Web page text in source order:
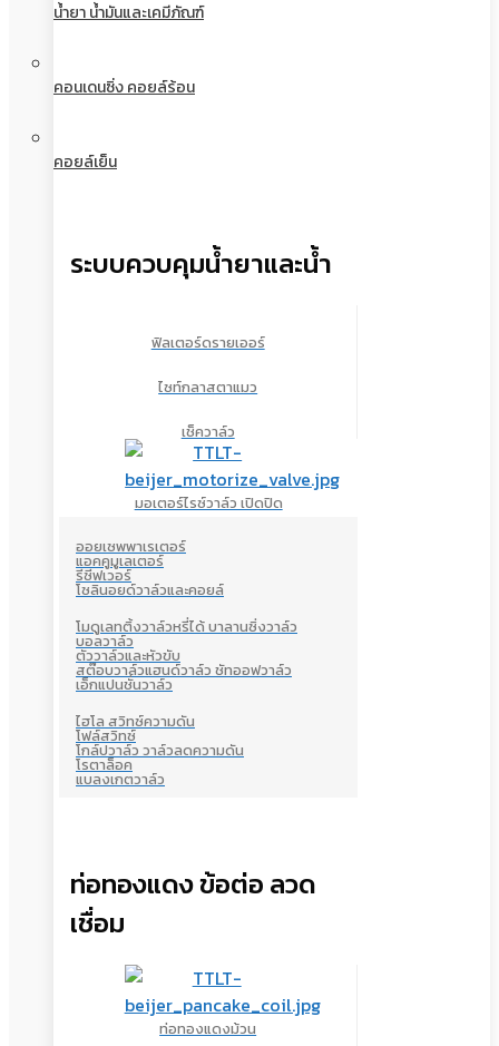
น้ำยา น้ำมันและเคมีภัณฑ์
คอนเดนซิ่ง คอยล์ร้อน
คอยล์เย็น
ระบบควบคุมน้ำยาและน้ำ
ฟิลเตอร์ดรายเออร์
ไซท์กลาสตาแมว
เช็ควาล์ว
มอเตอร์ไรซ์วาล์ว เปิดปิด
ออยเซพพาเรเตอร์
แอคคูมูเลเตอร์
รีซีฟเวอร์
โซลินอยด์วาล์วและคอยล์
โมดูเลทติ้งวาล์วหรี่ได้ บาลานซิ่งวาล์ว
บอลวาล์ว
ตัววาล์วและหัวขับ
สต๊อบวาล์วแฮนด์วาล์ว ชัทออฟวาล์ว
เอ็กแปนชั่นวาล์ว
ไฮโล สวิทซ์ความดัน
โฟล์สวิทซ์
โกล์ปวาล์ว วาล์วลดความดัน
โรตาล็อค
แบลงเกตวาล์ว
ท่อทองแดง ข้อต่อ ลวด
เชื่อม
ท่อทองแดงม้วน